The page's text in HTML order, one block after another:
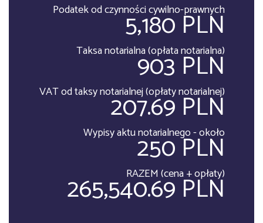
Podatek od czynności cywilno-prawnych
5,180 PLN
Taksa notarialna (opłata notarialna)
903 PLN
VAT od taksy notarialnej (opłaty notarialnej)
207.69 PLN
Wypisy aktu notarialnego - około
250 PLN
RAZEM (cena + opłaty)
265,540.69 PLN